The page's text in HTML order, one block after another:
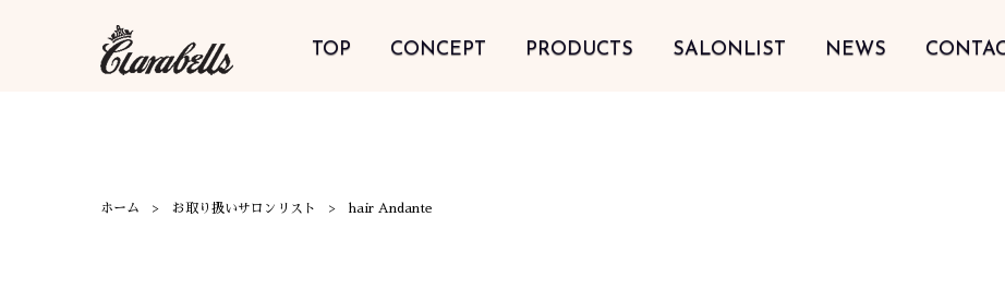
TOP CONCEPT PRODUCTS SALONLIST NEWS
ホーム お取り扱いサロンリスト hair Andante